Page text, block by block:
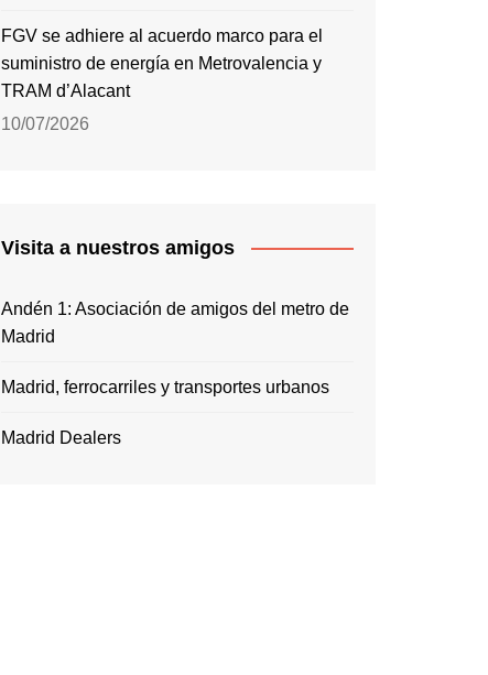
FGV se adhiere al acuerdo marco para el
suministro de energía en Metrovalencia y
TRAM d’Alacant
10/07/2026
Visita a nuestros amigos
Andén 1: Asociación de amigos del metro de
Madrid
Madrid, ferrocarriles y transportes urbanos
Madrid Dealers